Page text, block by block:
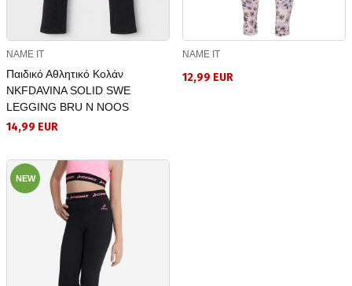
NAME IT
Παιδικό Αθλητικό Κολάν
NKFDAVINA SOLID SWE
LEGGING BRU N NOOS
14,99 EUR
NAME IT
12,99 EUR
NEW